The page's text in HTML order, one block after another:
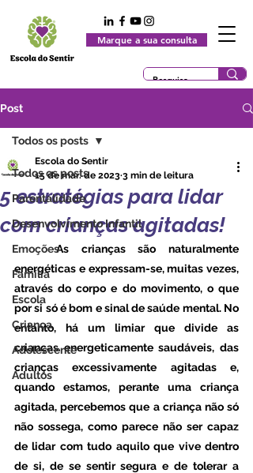
Marque a sua consulta
Post
Todos os posts
Parentalidade
Desenvolvimento Infantil
Emoções
Família
Escola
Criança
Adolescente
Adultos
Todos os posts
5 estratégias para lidar
com crianças agitadas!
Escola do Sentir
15 de mar. de 2023 3 min de leitura
	As crianças são naturalmente
energéticas e expressam-se, muitas vezes,
através do corpo e do movimento, o que
por si só é bom e sinal de saúde mental. No
entanto, há um limiar que divide as
crianças energeticamente saudáveis, das
crianças excessivamente agitadas e,
quando estamos, perante uma criança
agitada, percebemos que a criança não só
não sossega, como parece não ser capaz
de lidar com tudo aquilo que vive dentro
de si, de se sentir segura e de tolerar a